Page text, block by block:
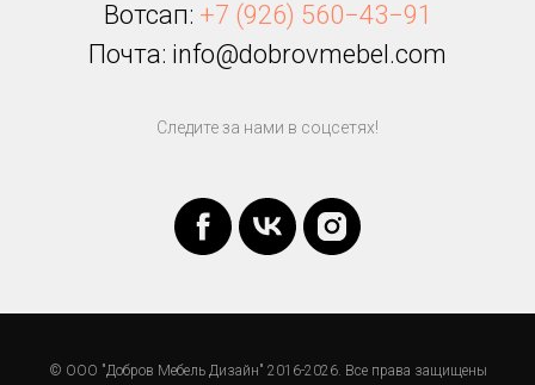
Вотсап: +7 (926) 560−43−91
Почта: info@dobrovmebel.com
Следите за нами в соцсетях!
© ООО "Добров Мебель Дизайн" 2016-2026. Все права защищены